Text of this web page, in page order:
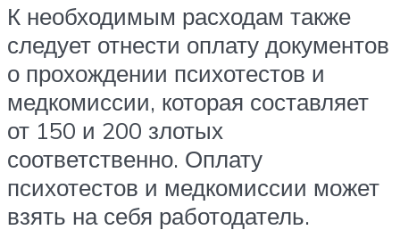
К необходимым расходам также
следует отнести оплату документов
о прохождении психотестов и
медкомиссии, которая составляет
от 150 и 200 злотых
соответственно. Оплату
психотестов и медкомиссии может
взять на себя работодатель.